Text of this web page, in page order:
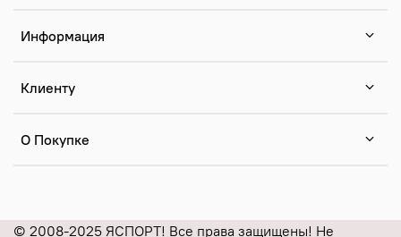
Информация
Клиенту
О Покупке
© 2008-2025 ЯСПОРТ! Все права защищены! Не